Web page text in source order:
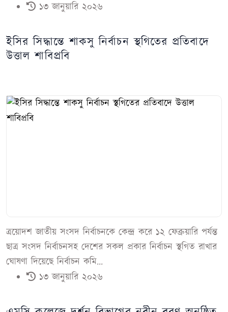
১৩ জানুয়ারি ২০২৬
ইসির সিদ্ধান্তে শাকসু নির্বাচন স্থগিতের প্রতিবাদে
উত্তাল শাবিপ্রবি
ত্রয়োদশ জাতীয় সংসদ নির্বাচনকে কেন্দ্র করে ১২ ফেব্রুয়ারি পর্যন্ত
ছাত্র সংসদ নির্বাচনসহ দেশের সকল প্রকার নির্বাচন স্থগিত রাখার
ঘোষণা দিয়েছে নির্বাচন কমি...
১৩ জানুয়ারি ২০২৬